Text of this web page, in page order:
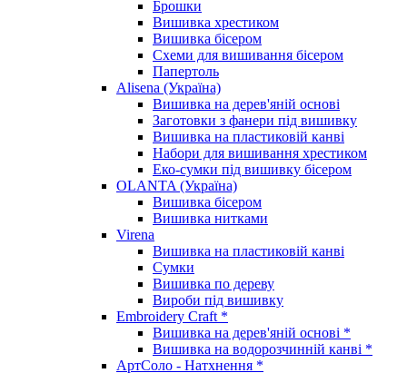
Брошки
Вишивка хрестиком
Вишивка бісером
Схеми для вишивання бісером
Папертоль
Alisena (Україна)
Вишивка на дерев'яній основі
Заготовки з фанери під вишивку
Вишивка на пластиковій канві
Набори для вишивання хрестиком
Еко-сумки під вишивку бісером
OLANTA (Україна)
Вишивка бісером
Вишивка нитками
Virena
Вишивка на пластиковій канві
Сумки
Вишивка по дереву
Вироби під вишивку
Embroidery Craft *
Вишивка на дерев'яній основі *
Вишивка на водорозчинній канві *
АртСоло - Натхнення *